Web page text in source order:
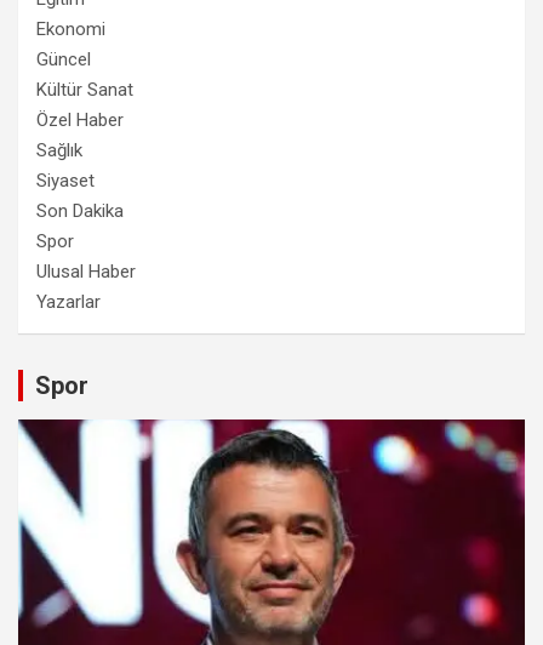
Ekonomi
Güncel
Kültür Sanat
Özel Haber
Sağlık
Siyaset
Son Dakika
Spor
Ulusal Haber
Yazarlar
Spor